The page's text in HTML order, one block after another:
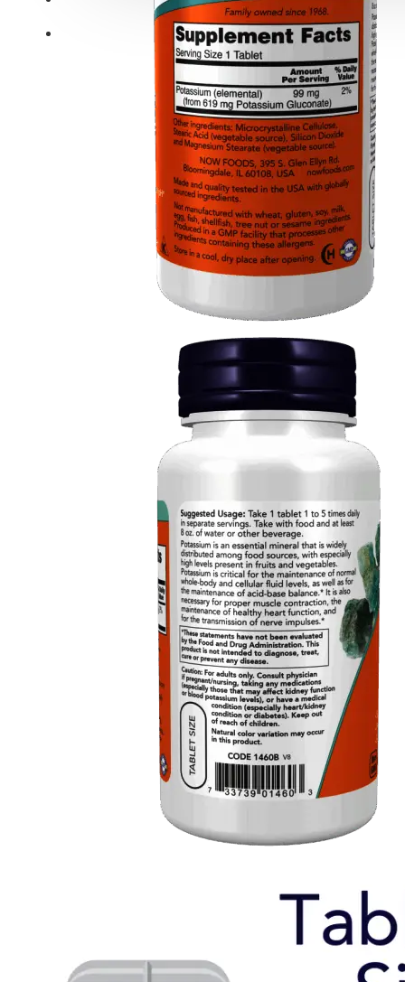
Suport cognitiv
Multivitamine
Vitamina A
Vitamina C
Vitamina D
Vitamina H
Alte minerale
Articulații și piele
Antiinflamatoare
Glucozamina si
Condroitina
Enzime digestive
Probiotice si Prebiotice
Grăsimi sănătoase
Slăbire și dietă